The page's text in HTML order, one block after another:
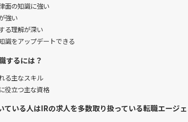
面の知識に強い
強い
る理解が深い
識をアップデートできる
するには？
る主なスキル
役立つ主な資格
ている人はIRの求人を多数取り扱っている転職エージ